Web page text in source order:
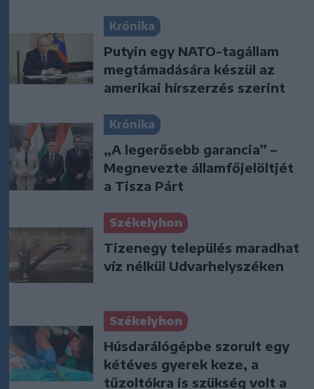
Krónika
Putyin egy NATO-tagállam
megtámadására készül az
amerikai hírszerzés szerint
Krónika
„A legerősebb garancia” –
Megnevezte államfőjelöltjét
a Tisza Párt
Székelyhon
Tizenegy település maradhat
víz nélkül Udvarhelyszéken
Székelyhon
Húsdarálógépbe szorult egy
kétéves gyerek keze, a
tűzoltókra is szükség volt a